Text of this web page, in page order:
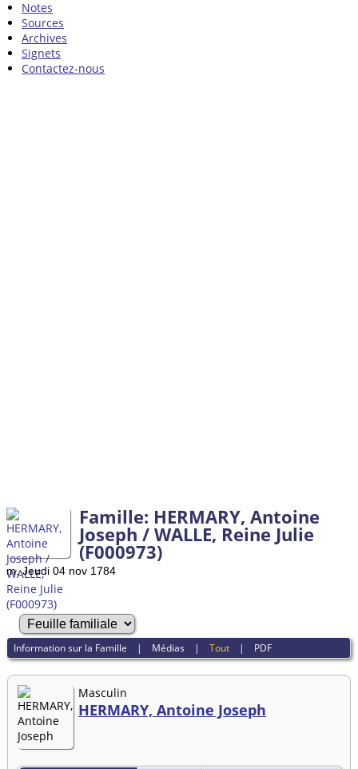
Notes
Sources
Archives
Signets
Contactez-nous
Famille: HERMARY, Antoine
Joseph / WALLE, Reine Julie
(F000973)
m. Jeudi 04 nov 1784
Information sur la Famille | Médias |Tout | PDF
Masculin
HERMARY, Antoine Joseph